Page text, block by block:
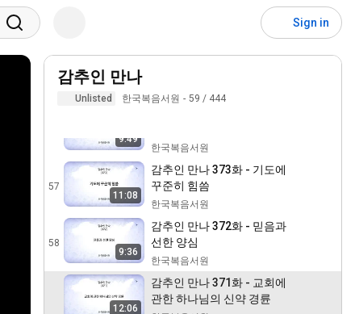
Sign in
감추인 만나
Unlisted 한국복음서원 59 / 444
로 침례를 받는 것은 완전한
구원 안으로 인도되는 것임
55
감추인 만나 375화 때를 얻든
9:49
달려야 함
한국복음서원
57
11:08
감추인 만나 373화 - 기도에
꾸준히 힘씀
한국복음서원
58
9:36
감추인 만나 372화 - 믿음과
선한 양심
한국복음서원
12:06
감추인 만나 371화 - 교회에
관한 하나님의 신약 경륜